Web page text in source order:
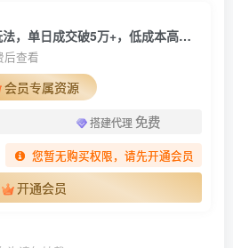
抖音全自动团购达人新玩法，单日成交破5万+，低成本高收益！
后查看
会员专属资源
搭建代理 免费
您暂无购买权限，请先开通会员
开通会员